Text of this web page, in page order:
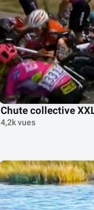
Chute collective
4,2k vues